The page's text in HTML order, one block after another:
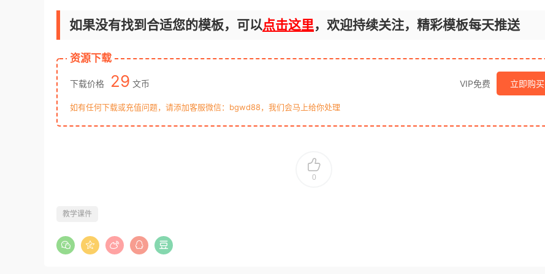
如果没有找到合适您的模板，可以点击这里，欢迎持续关注，精彩模板每天推送
资源下载
下载价格 29 文币 VIP免费 立即购买
如有任何下载或充值问题，请添加客服微信：bgwd88，我们会马上给你处理
0
教学课件